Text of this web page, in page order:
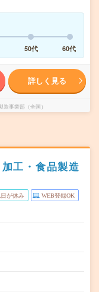
50代 60代
詳しく見る
事業部（全国）
工・食品製造
が休み WEB登録OK